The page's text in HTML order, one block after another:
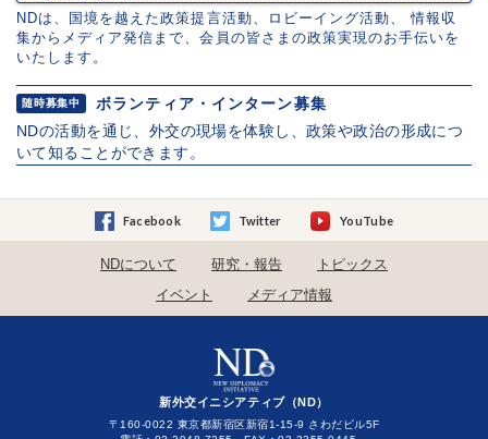
NDは、国境を越えた政策提言活動、ロビーイング活動、 情報収
集からメディア発信まで、会員の皆さまの政策実現のお手伝いを
いたします。
随時募集中
ボランティア・インターン募集
NDの活動を通じ、外交の現場を体験し、政策や政治の形成につ
いて知ることができます。
Facebook Twitter YouTube
NDについて 研究・報告
トピックス
イベント
メディア情報
新外交イニシアティブ（ND）
〒160-0022 東京都新宿区新宿1-15-9 さわだビル5F